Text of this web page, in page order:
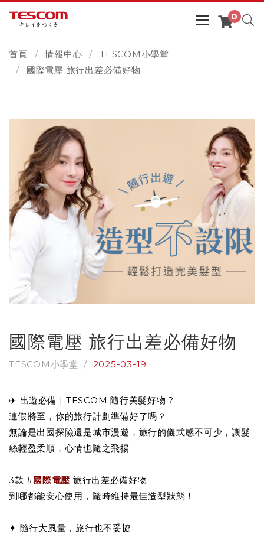
首頁 情報中心
TESCOM小學堂
國際電壓 旅行出差必備好物
國際電壓 旅行出差必備好物
TESCOM小學堂 / 2025-03-19
✈️ 出遊必備 | TESCOM 隨行美髮好物 ?
連假將至，你的旅行計劃準備好了嗎？
無論是出國探險還是城市漫遊，旅行的儀式感不可少，讓髮
絲輕盈柔順，心情也隨之飛揚
3款#國際電壓 旅行出差必備好物
到哪都能安心使用，隨時維持最佳造型狀態！
✦ 隨行大風量，旅行也不妥協